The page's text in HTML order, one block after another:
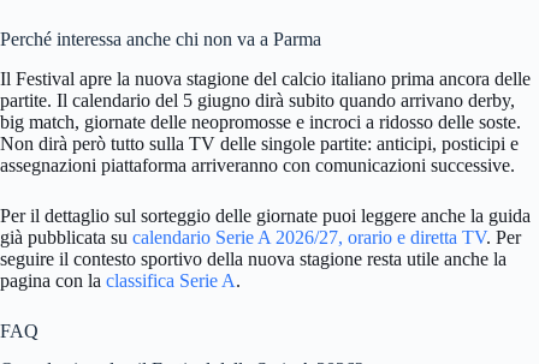
Perché interessa anche chi non va a Parma
Il Festival apre la nuova stagione del calcio italiano prima ancora delle
partite. Il calendario del 5 giugno dirà subito quando arrivano derby,
big match, giornate delle neopromosse e incroci a ridosso delle soste.
Non dirà però tutto sulla TV delle singole partite: anticipi, posticipi e
assegnazioni piattaforma arriveranno con comunicazioni successive.
Per il dettaglio sul sorteggio delle giornate puoi leggere anche la guida
già pubblicata su calendario Serie A 2026/27, orario e diretta TV. Per
seguire il contesto sportivo della nuova stagione resta utile anche la
pagina con la classifica Serie A.
FAQ